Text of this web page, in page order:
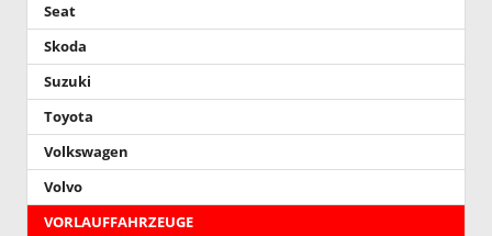
Seat
Skoda
Suzuki
Toyota
Volkswagen
Volvo
VORLAUFFAHRZEUGE